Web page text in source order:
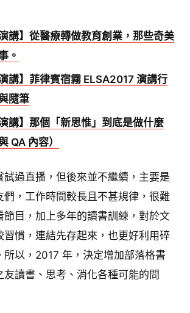
講】從醫療轉做教育創業，那些奇美
。
講】菲律賓宿霧 ELSA2017 演講行
隨筆
講】那個「新思惟」到底是做什麼
QA 內容）
試過直播，但後來並不繼續，主要是
們，工作時間較長且不甚規律，很難
節目，加上多年的讀書訓練，對於文
習慣，連結先存起來，也更好利用碎
所以，2017 年，決定增加部落格書
友讀書、思考、消化各種可能的問